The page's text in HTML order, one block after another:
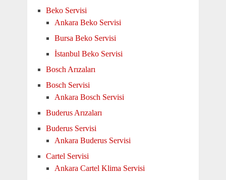
Beko Servisi
Ankara Beko Servisi
Bursa Beko Servisi
İstanbul Beko Servisi
Bosch Arızaları
Bosch Servisi
Ankara Bosch Servisi
Buderus Arızaları
Buderus Servisi
Ankara Buderus Servisi
Cartel Servisi
Ankara Cartel Klima Servisi